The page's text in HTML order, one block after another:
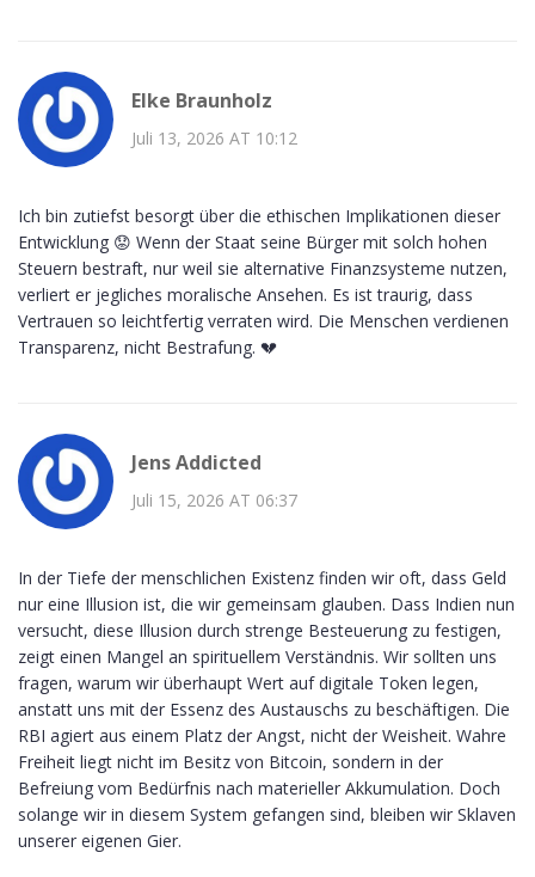
Elke Braunholz
Juli 13, 2026 AT 10:12
Ich bin zutiefst besorgt über die ethischen Implikationen dieser
Entwicklung 😟 Wenn der Staat seine Bürger mit solch hohen
Steuern bestraft, nur weil sie alternative Finanzsysteme nutzen,
verliert er jegliches moralische Ansehen. Es ist traurig, dass
Vertrauen so leichtfertig verraten wird. Die Menschen verdienen
Transparenz, nicht Bestrafung. 💔
Jens Addicted
Juli 15, 2026 AT 06:37
In der Tiefe der menschlichen Existenz finden wir oft, dass Geld
nur eine Illusion ist, die wir gemeinsam glauben. Dass Indien nun
versucht, diese Illusion durch strenge Besteuerung zu festigen,
zeigt einen Mangel an spirituellem Verständnis. Wir sollten uns
fragen, warum wir überhaupt Wert auf digitale Token legen,
anstatt uns mit der Essenz des Austauschs zu beschäftigen. Die
RBI agiert aus einem Platz der Angst, nicht der Weisheit. Wahre
Freiheit liegt nicht im Besitz von Bitcoin, sondern in der
Befreiung vom Bedürfnis nach materieller Akkumulation. Doch
solange wir in diesem System gefangen sind, bleiben wir Sklaven
unserer eigenen Gier.